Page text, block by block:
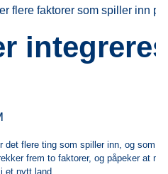
flere faktorer som spiller inn
det flere ting som spiller inn, og som
frem to faktorer, og påpeker at
et nytt land.